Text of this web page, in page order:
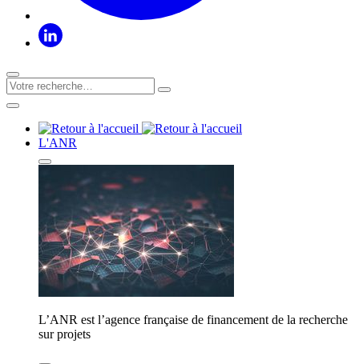
L'ANR
L’ANR est l’agence française de financement de la recherche
sur projets